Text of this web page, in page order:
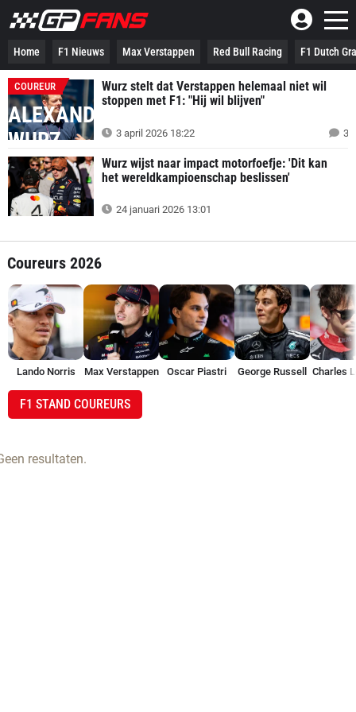
Home F1 Nieuws Max Verstappen Red Bull Racing F1 Dutch
Wurz stelt dat Verstappen helemaal niet wil
stoppen met F1: "Hij wil blijven"
3 april 2026 18:22 3
Wurz wijst naar impact motorfoefje: 'Dit kan
het wereldkampioenschap beslissen'
24 januari 2026 13:01
COUREUR
ALEXANDER
WURZ
Coureurs 2026
Lando Norris Max Verstappen Oscar Piastri George Russell Charles
F1 STAND COUREURS
resultaten.